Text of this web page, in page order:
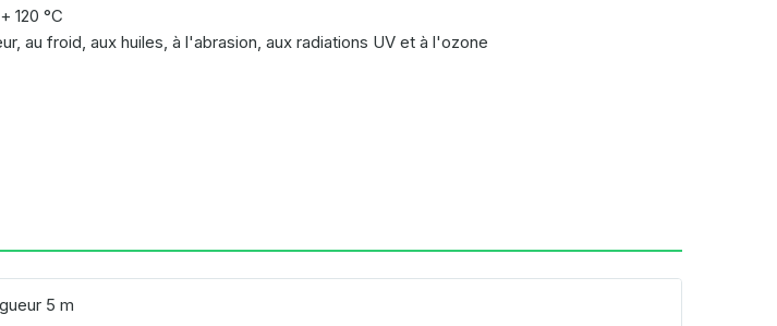
120 °C
au froid, aux huiles, à l'abrasion, aux radiations UV et à l'ozone
5 m